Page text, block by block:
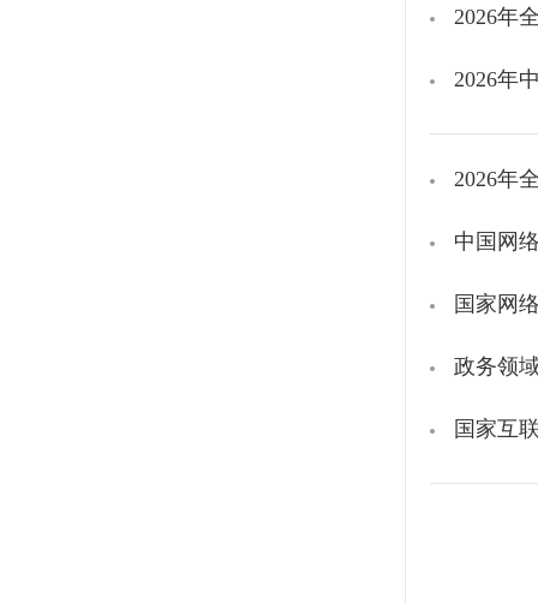
2026年
2026年
2026年
中国网
国家网
政务领
国家互